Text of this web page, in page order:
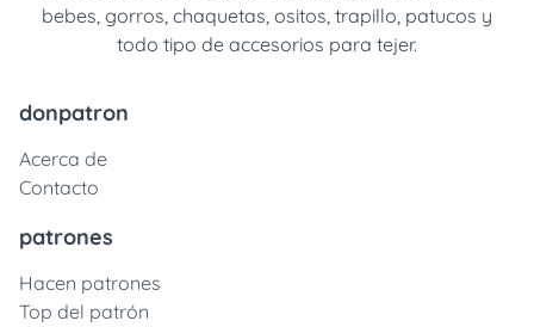
bebes, gorros, chaquetas, ositos, trapillo, patucos y
todo tipo de accesorios para tejer.
donpatron
Acerca de
Contacto
patrones
Hacen patrones
Top del patrón